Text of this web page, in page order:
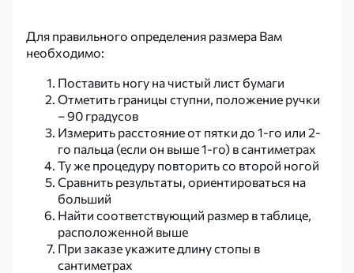
Для правильного определения размера Вам
необходимо:
Поставить ногу на чистый лист бумаги
Отметить границы ступни, положение ручки
– 90 градусов
Измерить расстояние от пятки до 1-го или 2-
го пальца (если он выше 1-го) в сантиметрах
Ту же процедуру повторить со второй ногой
Сравнить результаты, ориентироваться на
больший
Найти соответствующий размер в таблице,
расположенной выше
При заказе укажите длину стопы в
сантиметрах